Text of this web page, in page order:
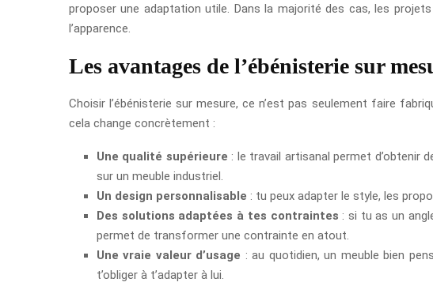
proposer une adaptation utile. Dans la majorité des cas, les
l’apparence.
Les avantages de l’ébénisterie sur
Choisir l’ébénisterie sur mesure, ce n’est pas seulement faire
cela change concrètement :
Une qualité supérieure : le travail artisanal permet d’obtenir
sur un meuble industriel.
Un design personnalisable : tu peux adapter le style, les
Des solutions adaptées à tes contraintes : si tu as un
permet de transformer une contrainte en atout.
Une vraie valeur d’usage : au quotidien, un meuble bien
t’obliger à t’adapter à lui.